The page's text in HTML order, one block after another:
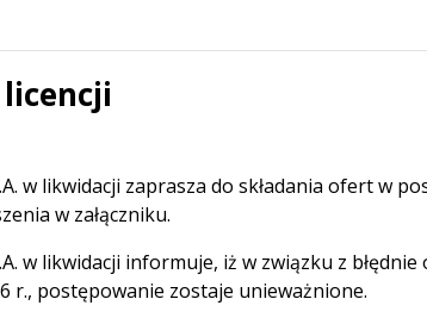
w likwidacji zaprasza do składania ofert w
w załączniku.
w likwidacji informuje, iż w związku z
r., postępowanie zostaje unieważnione.